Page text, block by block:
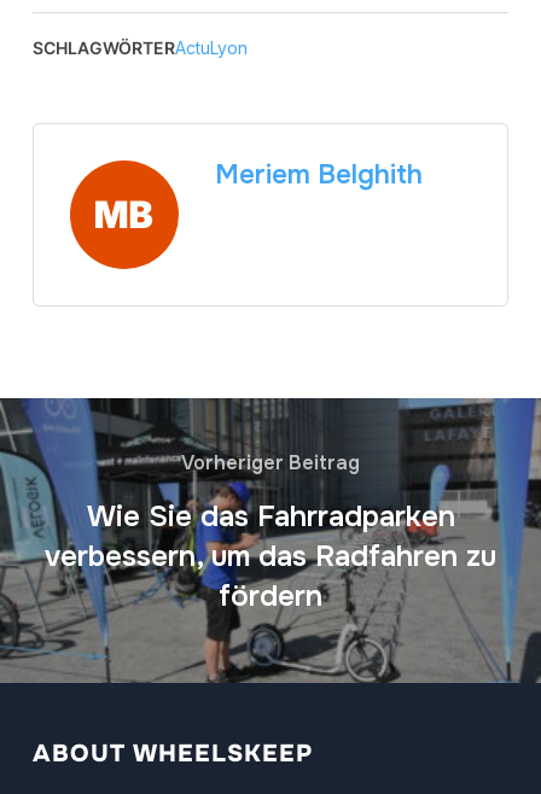
SCHLAGWÖRTERActuLyon
Meriem Belghith
Vorheriger Beitrag
Wie Sie das Fahrradparken
verbessern, um das Radfahren zu
fördern
ABOUT WHEELSKEEP